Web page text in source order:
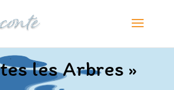
les Arbres »